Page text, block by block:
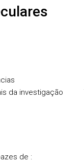
da investigação
de :